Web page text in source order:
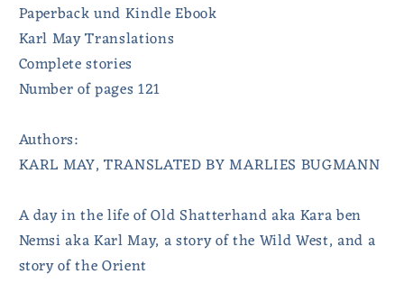
Paperback und Kindle Ebook
Karl May Translations
Complete stories
Number of pages 121
Authors:
KARL MAY, TRANSLATED BY MARLIES BUGMANN
A day in the life of Old Shatterhand aka Kara ben
Nemsi aka Karl May, a story of the Wild West, and a
story of the Orient